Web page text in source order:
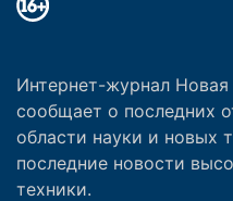
Интернет-журнал
сообщает о последних
области науки и новых
последние новости
техники.